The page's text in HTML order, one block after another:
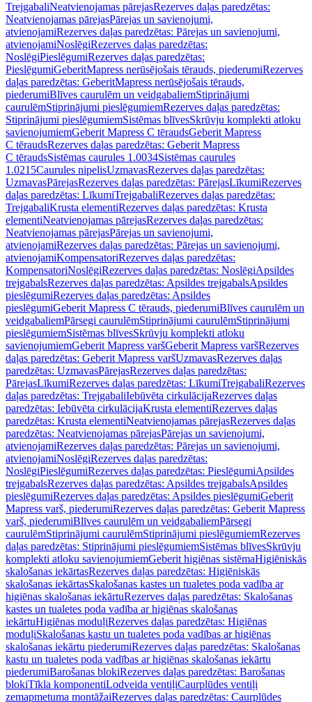
TrejgabaliNeatvienojamas pārejasRezerves daļas paredzētas:
Neatvienojamas pārejasPārejas un savienojumi,
atvienojamiRezerves daļas paredzētas: Pārejas un savienojumi,
atvienojamiNoslēgiRezerves daļas paredzētas:
NoslēgiPieslēgumiRezerves daļas paredzētas:
PieslēgumiGeberitMapress nerūsējošais tērauds, piederumiRezerves
daļas paredzētas: GeberitMapress nerūsējošais tērauds,
piederumiBlīves caurulēm un veidgabaliemStiprinājumi
caurulēmStiprinājumi pieslēgumiemRezerves daļas paredzētas:
Stiprinājumi pieslēgumiemSistēmas blīvesSkrūvju komplekti atloku
savienojumiemGeberit Mapress C tēraudsGeberit Mapress
C tēraudsRezerves daļas paredzētas: Geberit Mapress
C tēraudsSistēmas caurules 1.0034Sistēmas caurules
1.0215Caurules nipelisUzmavasRezerves daļas paredzētas:
UzmavasPārejasRezerves daļas paredzētas: PārejasLīkumiRezerves
daļas paredzētas: LīkumiTrejgabaliRezerves daļas paredzētas:
TrejgabaliKrusta elementiRezerves daļas paredzētas: Krusta
elementiNeatvienojamas pārejasRezerves daļas paredzētas:
Neatvienojamas pārejasPārejas un savienojumi,
atvienojamiRezerves daļas paredzētas: Pārejas un savienojumi,
atvienojamiKompensatoriRezerves daļas paredzētas:
KompensatoriNoslēgiRezerves daļas paredzētas: NoslēgiApsildes
trejgabalsRezerves daļas paredzētas: Apsildes trejgabalsApsildes
pieslēgumiRezerves daļas paredzētas: Apsildes
pieslēgumiGeberit Mapress C tērauds, piederumiBlīves caurulēm un
veidgabaliemPārsegi caurulēmStiprinājumi caurulēmStiprinājumi
pieslēgumiemSistēmas blīvesSkrūvju komplekti atloku
savienojumiemGeberit Mapress varšGeberit Mapress varšRezerves
daļas paredzētas: Geberit Mapress varšUzmavasRezerves daļas
paredzētas: UzmavasPārejasRezerves daļas paredzētas:
PārejasLīkumiRezerves daļas paredzētas: LīkumiTrejgabaliRezerves
daļas paredzētas: TrejgabaliIebūvēta cirkulācijaRezerves daļas
paredzētas: Iebūvēta cirkulācijaKrusta elementiRezerves daļas
paredzētas: Krusta elementiNeatvienojamas pārejasRezerves daļas
paredzētas: Neatvienojamas pārejasPārejas un savienojumi,
atvienojamiRezerves daļas paredzētas: Pārejas un savienojumi,
atvienojamiNoslēgiRezerves daļas paredzētas:
NoslēgiPieslēgumiRezerves daļas paredzētas: PieslēgumiApsildes
trejgabalsRezerves daļas paredzētas: Apsildes trejgabalsApsildes
pieslēgumiRezerves daļas paredzētas: Apsildes pieslēgumiGeberit
Mapress varš, piederumiRezerves daļas paredzētas: Geberit Mapress
varš, piederumiBlīves caurulēm un veidgabaliemPārsegi
caurulēmStiprinājumi caurulēmStiprinājumi pieslēgumiemRezerves
daļas paredzētas: Stiprinājumi pieslēgumiemSistēmas blīvesSkrūvju
komplekti atloku savienojumiemGeberit higiēnas sistēmaHigiēniskās
skalošanas iekārtasRezerves daļas paredzētas: Higiēniskās
skalošanas iekārtasSkalošanas kastes un tualetes poda vadība ar
higiēnas skalošanas iekārtuRezerves daļas paredzētas: Skalošanas
kastes un tualetes poda vadība ar higiēnas skalošanas
iekārtuHigiēnas moduļiRezerves daļas paredzētas: Higiēnas
moduļiSkalošanas kastu un tualetes poda vadības ar higiēnas
skalošanas iekārtu piederumiRezerves daļas paredzētas: Skalošanas
kastu un tualetes poda vadības ar higiēnas skalošanas iekārtu
piederumiBarošanas blokiRezerves daļas paredzētas: Barošanas
blokiTīkla komponentiLodveida ventiļiCaurplūdes ventiļi
zemapmetuma montāžaiRezerves daļas paredzētas: Caurplūdes